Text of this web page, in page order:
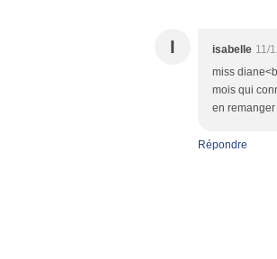
I isabelle 11/
miss
mois qui
en remanger
Répondre